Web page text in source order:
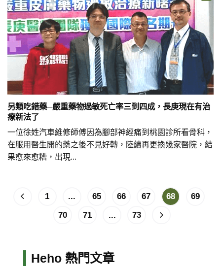
另類吃錯藥─嚴重藥物過敏死亡率三到四成，長庚現在有治
療新法了
一位徐姓汽車維修師傅因為腳部神經痛到桃園診所看骨科，
在服用醫生開的藥之後不見好轉，陸續再更換幾家醫院，結
果愈來愈糟，出現...
1 ... 65 66 67 68
69
70
71 ... 73
Heho 熱門文章